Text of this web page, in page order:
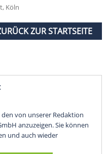
Köln
ZUR STARTSEITE
von unserer Redaktion
anzuzeigen. Sie können
und auch wieder